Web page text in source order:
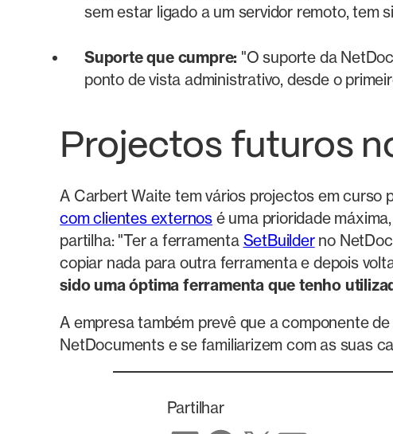
sem estar ligado a um servidor remoto, tem
Suporte que cumpre: "O suporte da
ponto de vista administrativo, desde o
Projectos futuros
A Carbert Waite tem vários projectos em curso
com clientes externos é uma prioridade
partilha: "Ter a ferramenta SetBuilderno
copiar nada para outra ferramenta e depois
sido uma óptima ferramenta que tenho
A empresa também prevê que a componente
NetDocuments e se familiarizem com as suas
Partilhar